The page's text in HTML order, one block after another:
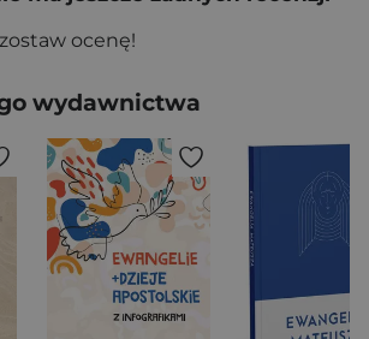
ocenę!
wydawnictwa